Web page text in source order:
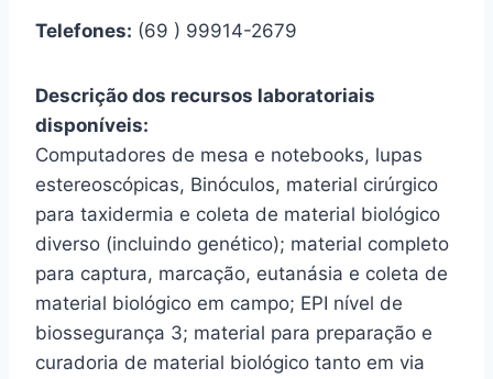
Telefones: (69 ) 99914-2679
Descrição dos recursos laboratoriais
disponíveis:
Computadores de mesa e notebooks, lupas
estereoscópicas, Binóculos, material cirúrgico
para taxidermia e coleta de material biológico
diverso (incluindo genético); material completo
para captura, marcação, eutanásia e coleta de
material biológico em campo; EPI nível de
biossegurança 3; material para preparação e
curadoria de material biológico tanto em via